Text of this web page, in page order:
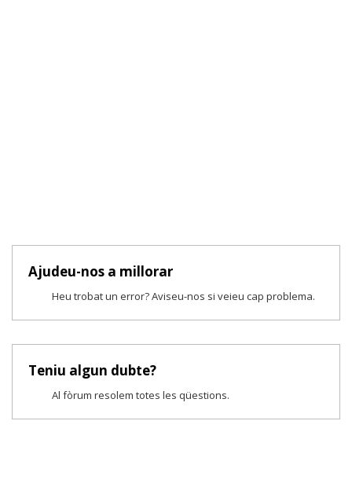
Ajudeu-nos a millorar
Heu trobat un error? Aviseu-nos si veieu cap problema.
Teniu algun dubte?
Al fòrum resolem totes les qüestions.